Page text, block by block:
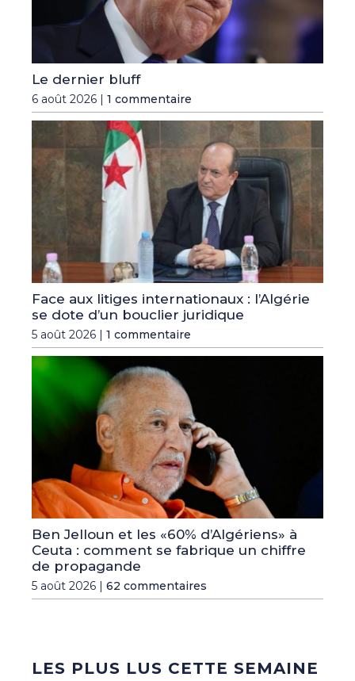
Le dernier bluff
6 août 2026 | 1 commentaire
Face aux litiges internationaux : l’Algérie
se dote d’un bouclier juridique
5 août 2026 | 1 commentaire
Ben Jelloun et les «60% d’Algériens» à
Ceuta : comment se fabrique un chiffre
de propagande
5 août 2026 | 62 commentaires
LES PLUS LUS CETTE SEMAINE